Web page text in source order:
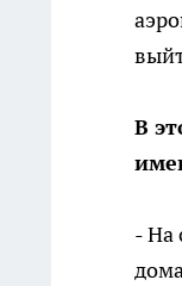
В
- На